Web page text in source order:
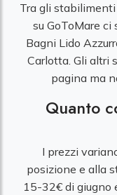
Tra gli
su GoToMare ci
Bagni Lido
Carlotta. Gli altri
pagina ma
Quanto
I prezzi
posizione e alla
15-32€ di giugno